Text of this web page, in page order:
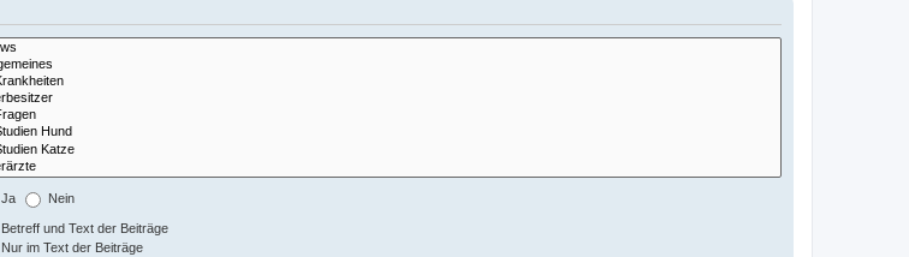
Ja Nein
Betreff und Text der Beiträge
Nur im Text der Beiträge